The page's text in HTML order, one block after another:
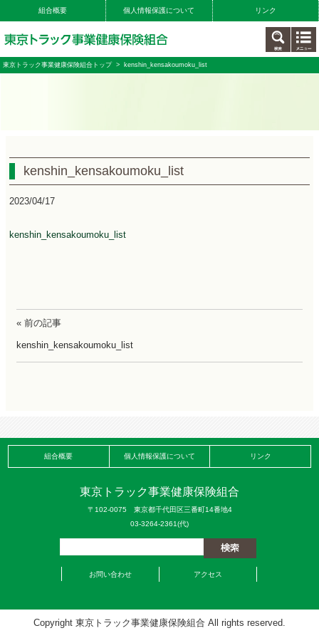
組合概要 個人情報保護について リンク
東京トラック事業健康保険組合トップ> kenshin_kensakoumoku_list
kenshin_kensakoumoku_list
2023/04/17
kenshin_kensakoumoku_list
« 前の記事
kenshin_kensakoumoku_list
組合概要 個人情報保護について リンク
東京トラック事業健康保険組合
〒102-0075 東京都千代田区三番町14番地4
03-3264-2361(代)
お問い合わせ アクセス
Copyright 東京トラック事業健康保険組合 All rights reserved.